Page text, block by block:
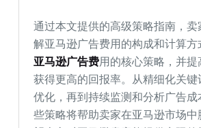
通过本文提供的高级策略指南，卖
解亚马逊广告费用的构成和计算方
亚马逊广告费用的核心策略，并提
获得更高的回报率。从精细化关
优化，再到持续监测和分析广告
些策略将帮助卖家在亚马逊市场